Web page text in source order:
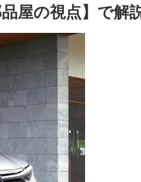
屋の視点】で解